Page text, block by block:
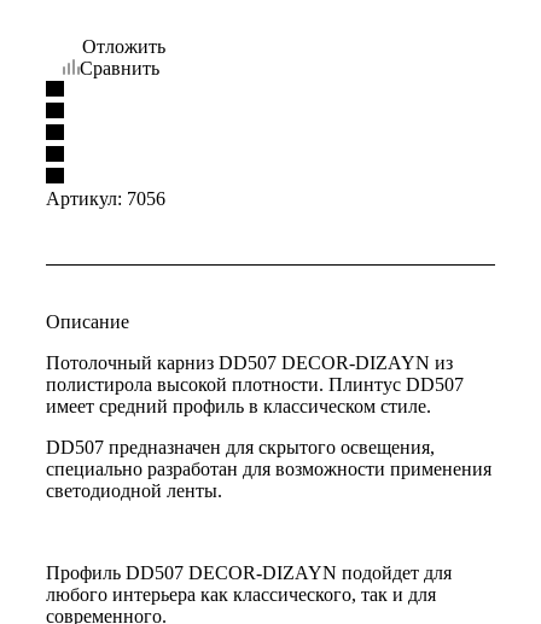
Отложить
Сравнить
Артикул: 7056
Описание
Потолочный карниз DD507 DECOR-DIZAYN из
полистирола высокой плотности. Плинтус DD507
имеет средний профиль в классическом стиле.
DD507 предназначен для скрытого освещения,
специально разработан для возможности применения
светодиодной ленты.
Профиль DD507 DECOR-DIZAYN подойдет для
любого интерьера как классического, так и для
современного.